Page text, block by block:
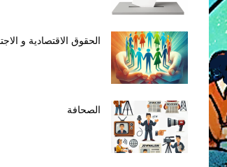
الحقوق الاقتصادية و
الصحافة